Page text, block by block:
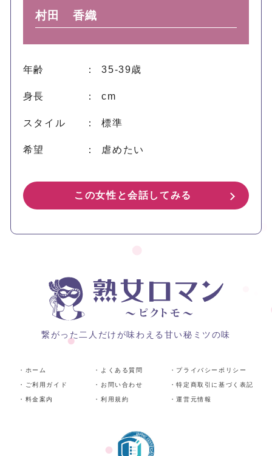
村田 香織
年齢
身長
スタイル
希望
： 35-39歳
： cm
： 標準
： 虐めたい
この女性と会話してみる
繋がった二人だけが味わえる甘い秘ミツの味
・ホーム
・ご利用ガイド
・料金案内
・よくある質問
・お問い合わせ
・利用規約
・プライバシーポリシー
・特定商取引に基づく表記
・運営元情報